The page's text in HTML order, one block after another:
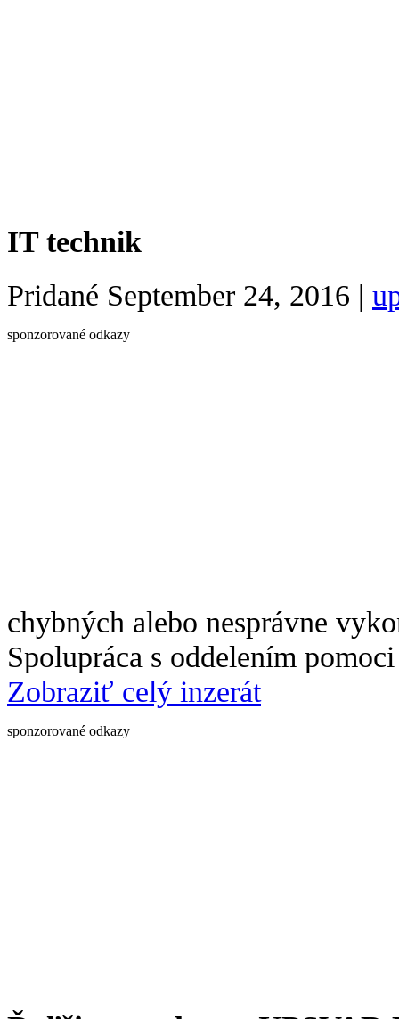
IT technik
Pridané September 24, 2016 |
sponzorované odkazy
chybných alebo nesprávne
Spolupráca s oddelením
Zobraziť celý inzerát
sponzorované odkazy